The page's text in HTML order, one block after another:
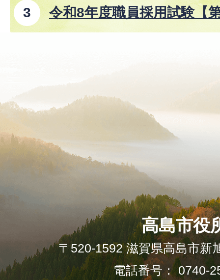
令和8年度職員採用試験【
高島市役
〒520-1592 滋賀県高島市新
電話番号： 0740-